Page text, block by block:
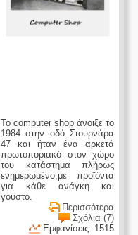
Το computer shop άνοιξε το
1984 στην οδό Στουρνάρα
47 και ήταν ένα αρκετά
πρωτοποριακό στον χώρο
του κατάστημα πλήρως
ενημερωμένο,με προϊόντα
για κάθε ανάγκη και
γούστο.
Περισσότερα
Σχόλια (7)
Εμφανίσεις: 1515